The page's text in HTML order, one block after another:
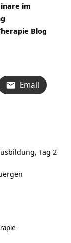
im
Blog
Email
Tag 2